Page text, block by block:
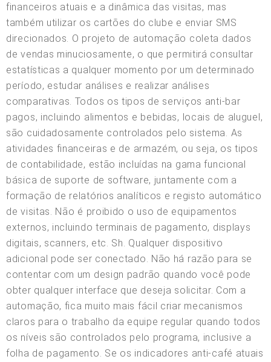
financeiros atuais e a dinâmica das visitas, mas
também utilizar os cartões do clube e enviar SMS
direcionados. O projeto de automação coleta dados
de vendas minuciosamente, o que permitirá consultar
estatísticas a qualquer momento por um determinado
período, estudar análises e realizar análises
comparativas. Todos os tipos de serviços anti-bar
pagos, incluindo alimentos e bebidas, locais de aluguel,
são cuidadosamente controlados pelo sistema. As
atividades financeiras e de armazém, ou seja, os tipos
de contabilidade, estão incluídas na gama funcional
básica de suporte de software, juntamente com a
formação de relatórios analíticos e registo automático
de visitas. Não é proibido o uso de equipamentos
externos, incluindo terminais de pagamento, displays
digitais, scanners, etc. Sh. Qualquer dispositivo
adicional pode ser conectado. Não há razão para se
contentar com um design padrão quando você pode
obter qualquer interface que deseja solicitar. Com a
automação, fica muito mais fácil criar mecanismos
claros para o trabalho da equipe regular quando todos
os níveis são controlados pelo programa, inclusive a
folha de pagamento. Se os indicadores anti-café atuais